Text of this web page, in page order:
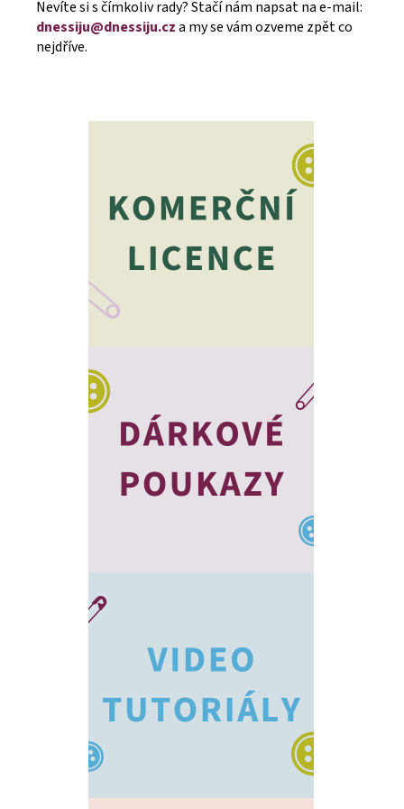
Nevíte si s čímkoliv rady? Stačí nám napsat na e-mail:
dnessiju@dnessiju.cza my se vám ozveme zpět co
nejdříve.